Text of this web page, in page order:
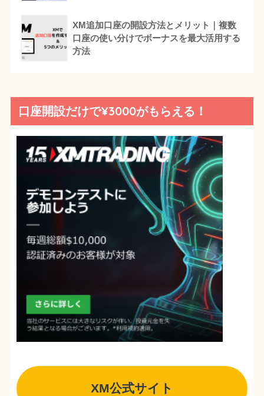
XM追加口座の開設方法とメリット｜複数
口座の使い分けでボーナスを最大活用する
方法
口座開設だけで¥3000がもらえる！
XM公式サイト